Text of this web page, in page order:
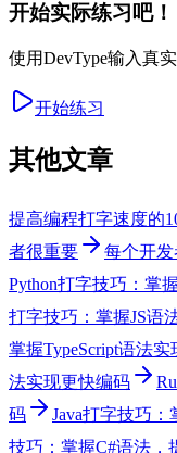
开始实际练习吧！
使用DevType输入真
开始练习
其他文章
提高编程打字速度的
者很重要
每个开
Python打字技巧：掌
打字技巧：掌握JS语
掌握TypeScript语法
法实现更快编码
码
Java打字技巧：
技巧：掌握C#语法，